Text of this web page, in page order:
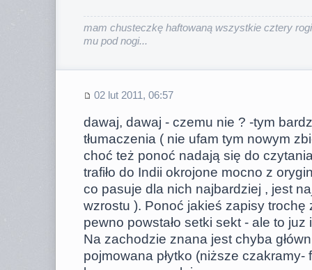
mam chusteczkę haftowaną wszystkie cztery
mu pod nogi...
02 lut 2011, 06:57
dawaj, dawaj - czemu nie ? -tym
tłumaczenia ( nie ufam tym nowym
choć też ponoć nadają się do
trafiło do Indii okrojone mocno z
co pasuje dla nich najbardziej , jest
wzrostu ). Ponoć jakieś zapisy trochę
pewno powstało setki sekt - ale to juz
Na zachodzie znana jest chyba
pojmowana płytko (niższe czakramy-